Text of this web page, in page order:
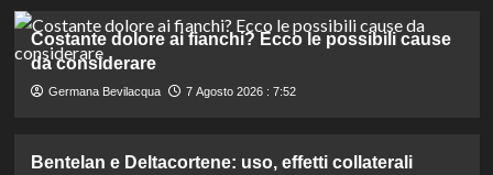
Costante dolore ai fianchi? Ecco le possibili cause
da considerare
Germana Bevilacqua 7 Agosto 2026 : 7:52
Bentelan e Deltacortene: uso, effetti collaterali